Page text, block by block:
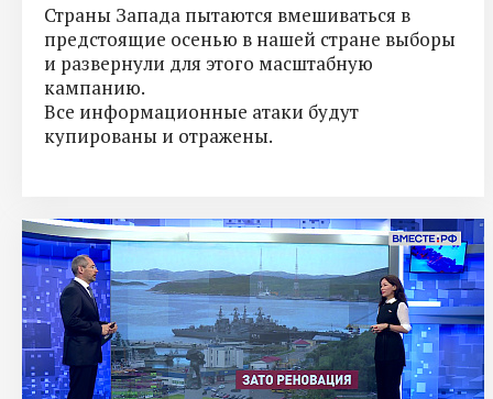
Страны Запада пытаются вмешиваться в
предстоящие осенью в нашей стране выборы
и развернули для этого масштабную
кампанию.
Все информационные атаки будут
купированы и отражены.